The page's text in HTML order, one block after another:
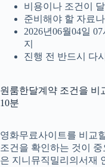
비용이나 조건이
준비해야 할 자료
2026년06월04일
지
진행 전 반드시 다
원룸한달계약 조건을 비
10분
영화무료사이트를 비교
조건을 확인하는 것이 중
은 지니뮤직밀리의서재